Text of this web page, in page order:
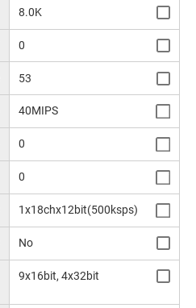
8.0K
0
53
40MIPS
0
0
1x18chx12bit(500ksps)
No
9x16bit, 4x32bit